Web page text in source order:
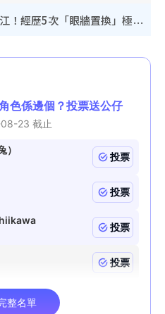
颱風白海豚料周日襲浙江！經歷5次「眼牆置換」極罕見 成登陸內地最長途颱風